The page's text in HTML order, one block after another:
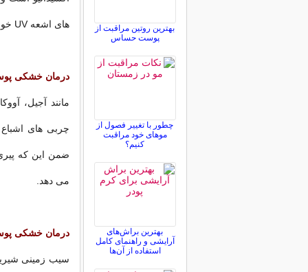
های اشعه UV خورشید نیز می شود.
درمان خشکی
چربی های
ضمن این که
می دهد.
درمان خشکی
سیب زمینی
بهترین روتین مراقبت از
پوست حساس
چطور با تغییر فصول از
موهای خود مراقبت
کنیم؟
بهترین براش‌های
آرایشی و راهنمای کامل
استفاده از آن‌ها